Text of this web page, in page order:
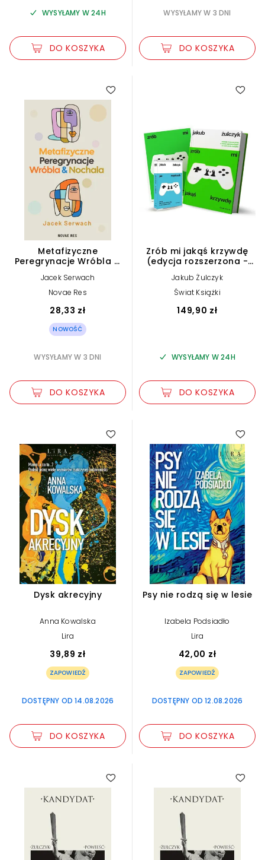
WYSYŁAMY W 24H
DO KOSZYKA
WYSYŁAMY W 3 DNI
DO KOSZYKA
Metafizyczne
Peregrynacje Wróbla &
Jacek Serwach
Novae Res
28,33 zł
NOWOŚĆ
WYSYŁAMY W 3 DNI
DO KOSZYKA
Zrób mi jakąś krzywdę
(edycja rozszerzona -
wydanie kolekcjonerskie)
Jakub Żulczyk
Świat Książki
149,90 zł
WYSYŁAMY W 24H
DO KOSZYKA
Dysk akrecyjny
Anna Kowalska
Lira
39,89 zł
ZAPOWIEDŹ
DOSTĘPNY OD 14.08.2026
DO KOSZYKA
Psy nie rodzą się w lesie
Izabela Podsiadło
Lira
42,00 zł
ZAPOWIEDŹ
DOSTĘPNY OD 12.08.2026
DO KOSZYKA
5.00 4.75